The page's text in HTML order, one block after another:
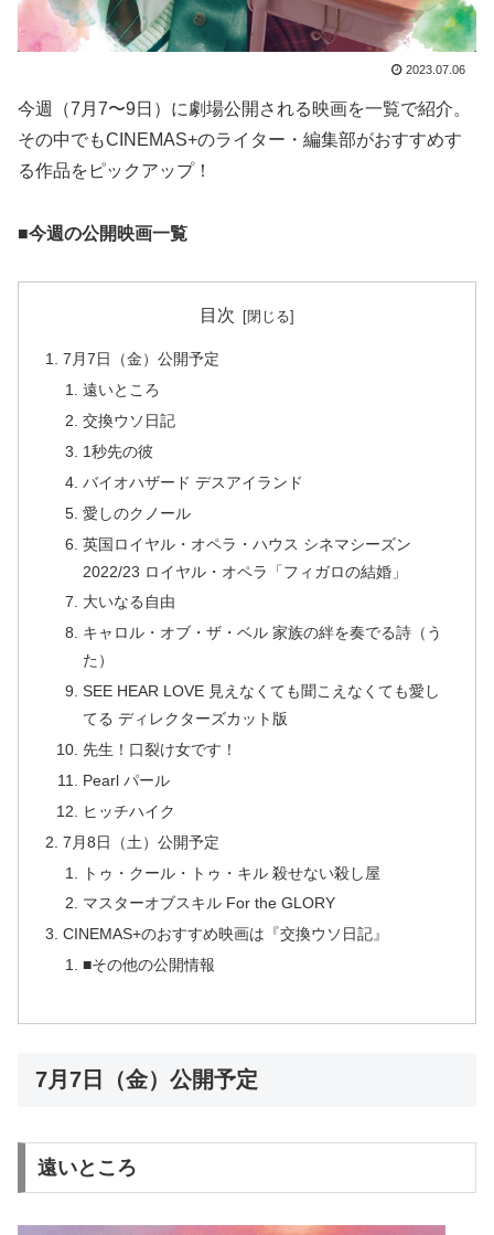
2023.07.06
今週（7月7〜9日）に劇場公開される映画を一覧で紹介。
その中でもCINEMAS+のライター・編集部がおすすめす
る作品をピックアップ！
■今週の公開映画一覧
目次
7月7日（金）公開予定
遠いところ
交換ウソ日記
1秒先の彼
バイオハザード デスアイランド
愛しのクノール
英国ロイヤル・オペラ・ハウス シネマシーズン
2022/23 ロイヤル・オペラ「フィガロの結婚」
大いなる自由
キャロル・オブ・ザ・ベル 家族の絆を奏でる詩（う
た）
SEE HEAR LOVE 見えなくても聞こえなくても愛し
てる ディレクターズカット版
先生！口裂け女です！
Pearl パール
ヒッチハイク
7月8日（土）公開予定
トゥ・クール・トゥ・キル 殺せない殺し屋
マスターオブスキル For the GLORY
CINEMAS+のおすすめ映画は『交換ウソ日記』
■その他の公開情報
7月7日（金）公開予定
遠いところ